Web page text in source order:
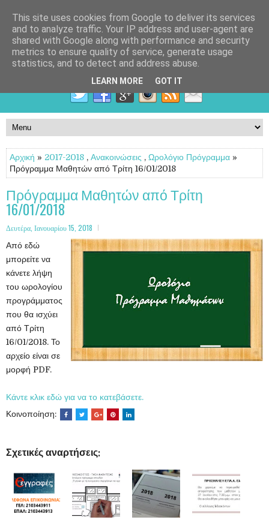
Αρχική » 2017-2018 , Ανακοινώσεις , Ωρολόγιο Πρόγραμμα »
Πρόγραμμα Μαθητών από Τρίτη 16/01/2018
Πρόγραμμα Μαθητών από Τρίτη
16/01/2018
Δευτέρα, Ιανουαρίου 15, 2018
Από εδώ
μπορείτε να
κάνετε λήψη
του ωρολογίου
προγράμματος
που θα ισχύει
από Τρίτη
16/01/2018. Το
αρχείο είναι σε
μορφή PDF.
Κάντε κλικ εδώ για να το κατεβάσετε.
Κοινοποίηση:
Σχετικές αναρτήσεις:
This site uses cookies from Google to deliver its services
and to analyze traffic. Your IP address and user-agent are
shared with Google along with performance and security
metrics to ensure quality of service, generate usage
statistics, and to detect and address abuse.
LEARN MORE GOT IT